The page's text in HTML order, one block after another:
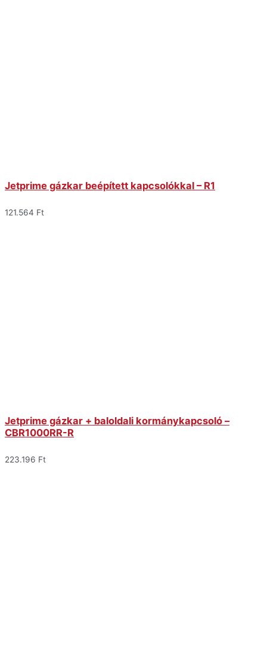
Jetprime gázkar beépített kapcsolókkal – R1
121.564 Ft
Jetprime gázkar + baloldali kormánykapcsoló –
CBR1000RR-R
223.196 Ft